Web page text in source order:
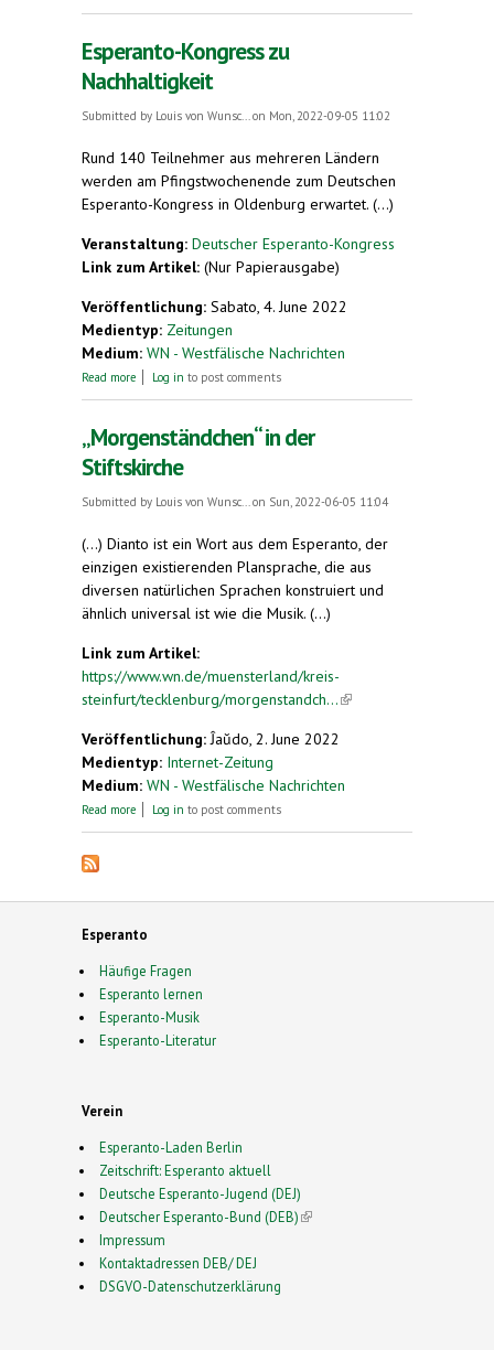
Esperanto-Kongress zu
Nachhaltigkeit
Submitted by Louis von Wunsc... on Mon, 2022-09-05 11:02
Rund 140 Teilnehmer aus mehreren Ländern
werden am Pfingstwochenende zum Deutschen
Esperanto-Kongress in Oldenburg erwartet. (...)
Veranstaltung: Deutscher Esperanto-Kongress
Link zum Artikel: (Nur Papierausgabe)
Veröffentlichung: Sabato, 4. June 2022
Medientyp: Zeitungen
Medium: WN - Westfälische Nachrichten
Read more about Esperanto-Kongress zu Nachhaltigkeit
Log in to post comments
„Morgenständchen“ in der
Stiftskirche
Submitted by Louis von Wunsc... on Sun, 2022-06-05 11:04
(...) Dianto ist ein Wort aus dem Esperanto, der
einzigen existierenden Plansprache, die aus
diversen natürlichen Sprachen konstruiert und
ähnlich universal ist wie die Musik. (...)
Link zum Artikel:
https://www.wn.de/muensterland/kreis-
steinfurt/tecklenburg/morgenstandch...(link is
Veröffentlichung: Ĵaŭdo, 2. June 2022
Medientyp: Internet-Zeitung
Medium: WN - Westfälische Nachrichten
Read more about „Morgenständchen“ in der Stiftskirche
Log in to post comments
Esperanto
Häufige Fragen
Esperanto lernen
Esperanto-Musik
Esperanto-Literatur
Verein
Esperanto-Laden Berlin
Zeitschrift: Esperanto aktuell
Deutsche Esperanto-Jugend (DEJ)
Deutscher Esperanto-Bund (DEB)(link is external)
Impressum
Kontaktadressen DEB/ DEJ
DSGVO-Datenschutzerklärung